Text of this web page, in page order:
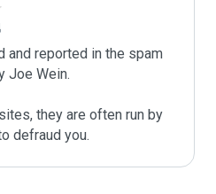
and reported in the spam
Joe Wein.
they are often run by
defraud you.